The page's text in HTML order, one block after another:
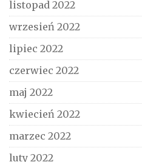
listopad 2022
wrzesień 2022
lipiec 2022
czerwiec 2022
maj 2022
kwiecień 2022
marzec 2022
luty 2022